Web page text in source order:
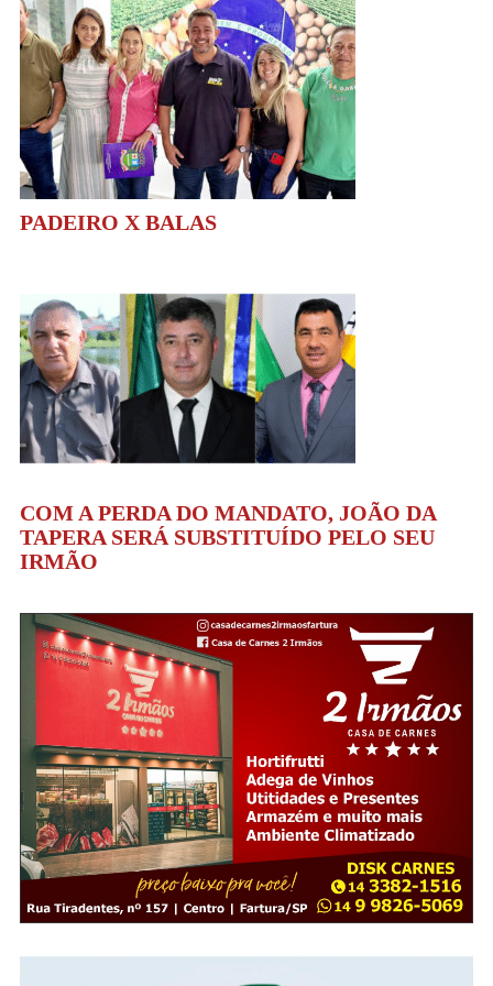
PADEIRO X BALAS
COM A PERDA DO MANDATO, JOÃO DA
TAPERA SERÁ SUBSTITUÍDO PELO SEU
IRMÃO